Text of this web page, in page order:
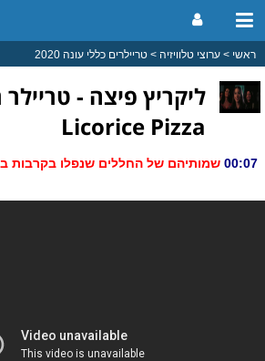
ראשי ערוצי טלוויזיה טריילרים כללי עונה 2020
ליקריץ פיצה -
Licorice Pizza